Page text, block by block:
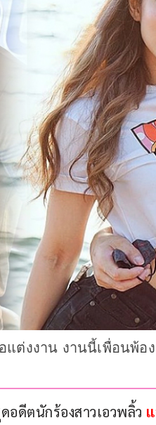
ต่งงาน งานนี้เพื่อนพ้
อดีตนักร้องสาวเอวพลิ้ว